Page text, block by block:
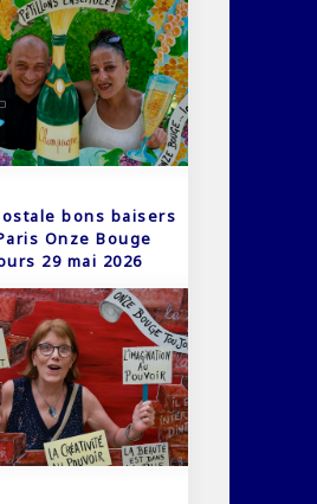
bons baisers
Onze Bouge
29 mai 2026